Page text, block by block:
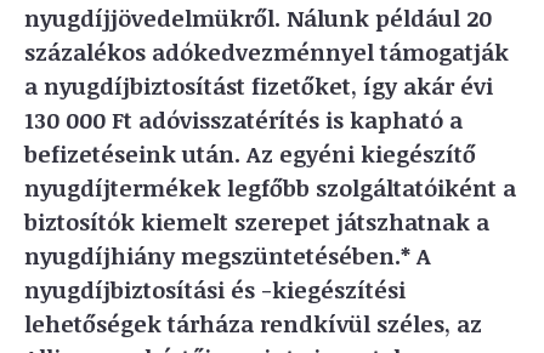
nyugdíjjövedelmükről. Nálunk például 20
százalékos adókedvezménnyel támogatják
a nyugdíjbiztosítást fizetőket, így akár évi
130 000 Ft adóvisszatérítés is kapható a
befizetéseink után. Az egyéni kiegészítő
nyugdíjtermékek legfőbb szolgáltatóiként a
biztosítók kiemelt szerepet játszhatnak a
nyugdíjhiány megszüntetésében.* A
nyugdíjbiztosítási és -kiegészítési
lehetőségek tárháza rendkívül széles, az